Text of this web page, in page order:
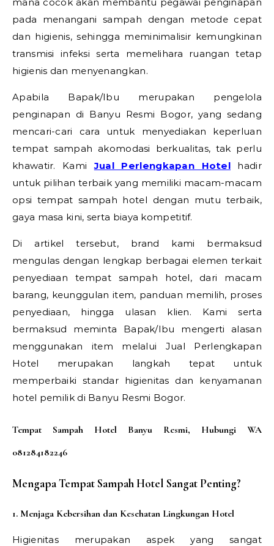
pada menangani sampah dengan metode cepat
dan higienis, sehingga meminimalisir kemungkinan
transmisi infeksi serta memelihara ruangan tetap
higienis dan menyenangkan.
Apabila Bapak/Ibu merupakan pengelola
penginapan di Banyu Resmi Bogor, yang sedang
mencari-cari cara untuk menyediakan keperluan
tempat sampah akomodasi berkualitas, tak perlu
khawatir. KamiJual Perlengkapan Hotel hadir
untuk pilihan terbaik yang memiliki macam-macam
opsi tempat sampah hotel dengan mutu terbaik,
gaya masa kini, serta biaya kompetitif.
Di artikel tersebut, brand kami bermaksud
mengulas dengan lengkap berbagai elemen terkait
penyediaan tempat sampah hotel, dari macam
barang, keunggulan item, panduan memilih, proses
penyediaan, hingga ulasan klien. Kami serta
bermaksud meminta Bapak/Ibu mengerti alasan
menggunakan item melalui Jual Perlengkapan
Hotel merupakan langkah tepat untuk
memperbaiki standar higienitas dan kenyamanan
hotel pemilik di Banyu Resmi Bogor.
Tempat Sampah Hotel Banyu Resmi, Hubungi WA
081284182246
Mengapa Tempat Sampah Hotel Sangat Penting?
1. Menjaga Kebersihan dan Kesehatan Lingkungan Hotel
Higienitas merupakan aspek yang sangat